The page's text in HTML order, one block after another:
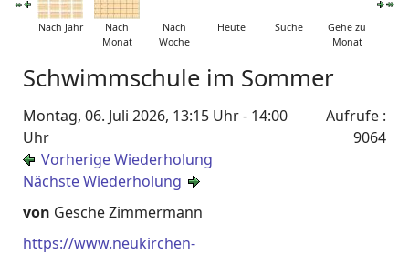
Nach Jahr
Nach
Monat
Nach
Woche
Heute Suche
Gehe zu
Monat
Schwimmschule im Sommer
Montag, 06. Juli 2026, 13:15 Uhr - 14:00
Uhr
Vorherige Wiederholung
Nächste Wiederholung
Aufrufe :
9064
von Gesche Zimmermann
https://www.neukirchen-